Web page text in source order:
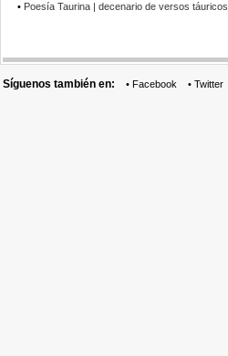
• Poesía Taurina | decenario de versos táuricos
Síguenos también en: • Facebook • Twitter